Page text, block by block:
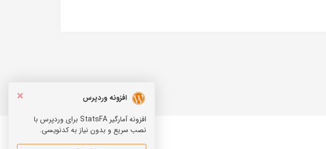
×
افزونه وردپرس
افزونه آمارگیر StatsFA برای وردپرس با
نصب سریع و بدون نیاز به کدنویسی.